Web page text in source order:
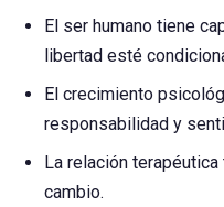
El ser humano tiene
libertad esté
El crecimiento
responsabilidad y
La relación
cambio.